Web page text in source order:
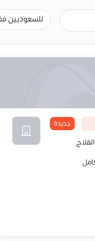
للسعوديين
جديدة